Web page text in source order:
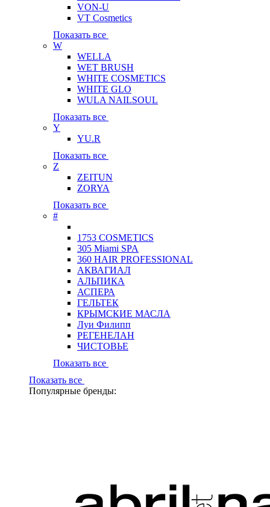
VON-U
VT Cosmetics
Показать все
W
WELLA
WET BRUSH
WHITE COSMETICS
WHITE GLO
WULA NAILSOUL
Показать все
Y
YU.R
Показать все
Z
ZEITUN
ZORYA
Показать все
#
1753 COSMETICS
305 Miami SPA
360 HAIR PROFESSIONAL
АКВАГИАЛ
АЛЬПИКА
АСПЕРА
ГЕЛЬТЕК
КРЫМСКИЕ МАСЛА
Луи Филипп
РЕГЕНЕЛАН
ЧИСТОВЬЕ
Показать все
Показать все
Популярные бренды: